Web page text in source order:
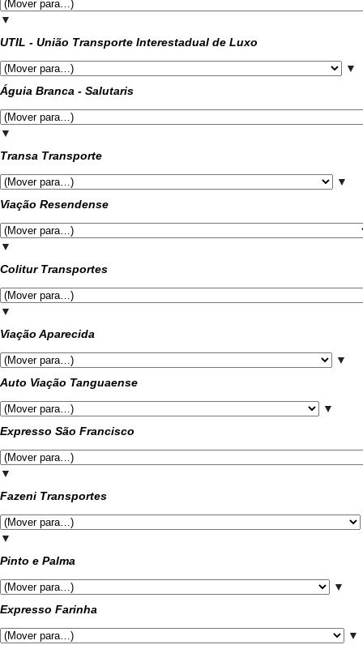
▼
UTIL - União Transporte Interestadual de Luxo
▼
Águia Branca - Salutaris
▼
Transa Transporte
▼
Viação Resendense
▼
Colitur Transportes
▼
Viação Aparecida
▼
Auto Viação Tanguaense
▼
Expresso São Francisco
▼
Fazeni Transportes
▼
Pinto e Palma
▼
Expresso Farinha
▼